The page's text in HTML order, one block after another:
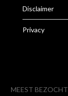
Disclaimer
Privacy
MEEST